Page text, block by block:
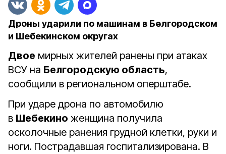
Дроны ударили по машинам в Белгородском
и Шебекинском округах
Двое мирных жителей ранены при атаках
ВСУ на Белгородскую область,
сообщили в региональном оперштабе.
При ударе дрона по автомобилю
в Шебекино женщина получила
осколочные ранения грудной клетки, руки и
ноги. Пострадавшая госпитализирована. В